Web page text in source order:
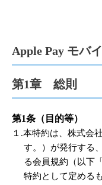
Apple Pay モバ
第1章 総則
第1条（目的等）
１.本特約は、株式会
す。）が発行する
る会員規約（以下
特約として定める